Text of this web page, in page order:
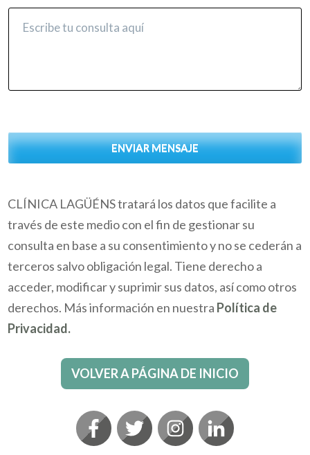
ENVIAR MENSAJE
CLÍNICA LAGÜÉNS tratará los datos que facilite a
través de este medio con el fin de gestionar su
consulta en base a su consentimiento y no se cederán a
terceros salvo obligación legal. Tiene derecho a
acceder, modificar y suprimir sus datos, así como otros
derechos. Más información en nuestra Política de
Privacidad.
VOLVER A PÁGINA DE INICIO